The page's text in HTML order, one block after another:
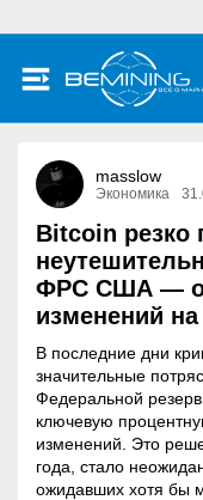
masslow
Экономика
Bitcoin резко
ФРС США —
изменений
В последние дни
значительные
Федеральной
ключевую
изменений. Это
года, стало
ожидавших хотя бы